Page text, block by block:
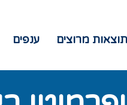
תוצאות מרוצים ענפים